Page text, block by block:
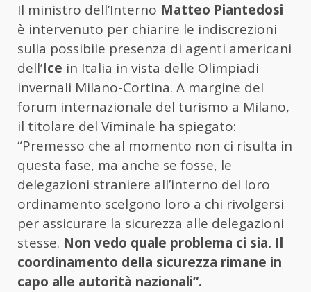
Il ministro dell’Interno Matteo Piantedosi
è intervenuto per chiarire le indiscrezioni
sulla possibile presenza di agenti americani
dell’Ice in Italia in vista delle Olimpiadi
invernali Milano-Cortina. A margine del
forum internazionale del turismo a Milano,
il titolare del Viminale ha spiegato:
“Premesso che al momento non ci risulta in
questa fase, ma anche se fosse, le
delegazioni straniere all’interno del loro
ordinamento scelgono loro a chi rivolgersi
per assicurare la sicurezza alle delegazioni
stesse. Non vedo quale problema ci sia. Il
coordinamento della sicurezza rimane in
capo alle autorità nazionali”.